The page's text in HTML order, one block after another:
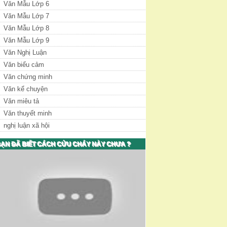
Văn Mẫu Lớp 6
Văn Mẫu Lớp 7
Văn Mẫu Lớp 8
Văn Mẫu Lớp 9
Văn Nghị Luận
Văn biểu cảm
Văn chứng minh
Văn kể chuyện
Văn miêu tả
Văn thuyết minh
nghị luận xã hội
ĐÃ BIẾT CÁCH CỨU CHÁY NÀY CHƯA ?